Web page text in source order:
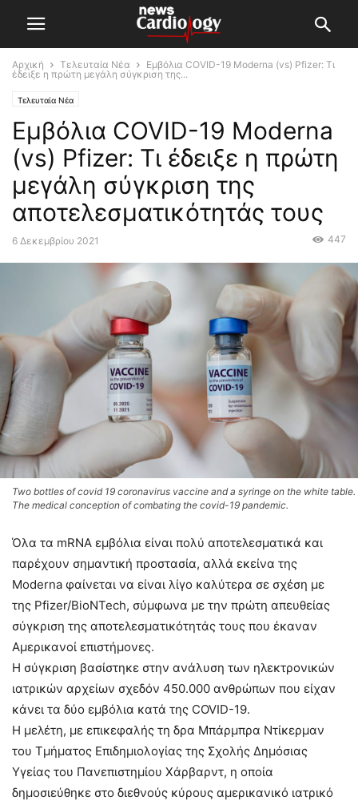
Αρχική Τελευταία Νέα
Εμβόλια COVID-19 Moderna (vs) Pfizer: Τι
έδειξε η πρώτη μεγάλη σύγκριση της...
Τελευταία Νέα
Εμβόλια COVID-19 Moderna
(vs) Pfizer: Τι έδειξε η πρώτη
μεγάλη σύγκριση της
αποτελεσματικότητάς τους
6 Δεκεμβρίου 2021 447
Two bottles of covid 19 coronavirus vaccine and a syringe on the white table.
The medical conception of combating the covid-19 pandemic.
Όλα τα mRNA εμβόλια είναι πολύ αποτελεσματικά και
παρέχουν σημαντική προστασία, αλλά εκείνα της
Moderna φαίνεται να είναι λίγο καλύτερα σε σχέση με
της Pfizer/BioNTech, σύμφωνα με την πρώτη απευθείας
σύγκριση της αποτελεσματικότητάς τους που έκαναν
Αμερικανοί επιστήμονες.
Η σύγκριση βασίστηκε στην ανάλυση των ηλεκτρονικών
ιατρικών αρχείων σχεδόν 450.000 ανθρώπων που είχαν
κάνει τα δύο εμβόλια κατά της COVID-19.
Η μελέτη, με επικεφαλής τη δρα Μπάρμπρα Ντίκερμαν
του Τμήματος Επιδημιολογίας της Σχολής Δημόσιας
Υγείας του Πανεπιστημίου Χάρβαρντ, η οποία
δημοσιεύθηκε στο διεθνούς κύρους αμερικανικό ιατρικό